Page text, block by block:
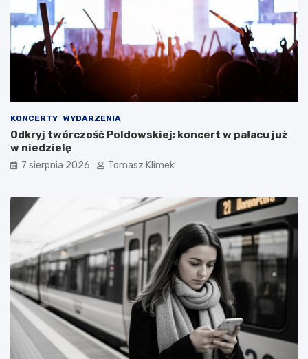
KONCERTY WYDARZENIA
Odkryj twórczość Poldowskiej: koncert w pałacu już
w niedzielę
7 sierpnia 2026 Tomasz Klimek